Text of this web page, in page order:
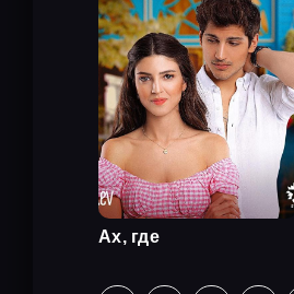
Ах, где